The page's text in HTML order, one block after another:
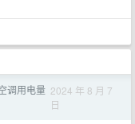
调用电量 2024 年 8 月 7
日